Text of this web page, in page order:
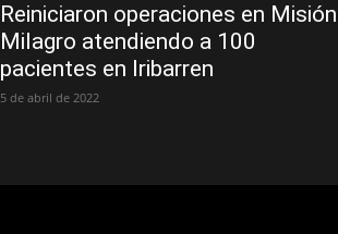
Reiniciaron operaciones en Misión
Milagro atendiendo a 100
pacientes en Iribarren
5 de abril de 2022